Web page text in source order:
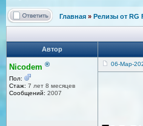
Главная » Релизы от RG
Автор
Nicodem ®
Пол:
Стаж: 7 лет 8 месяцев
Сообщений: 2007
06-Мар-